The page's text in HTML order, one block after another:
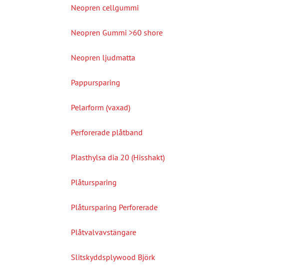
Neopren cellgummi
Neopren Gummi >60 shore
Neopren ljudmatta
Pappursparing
Pelarform (vaxad)
Perforerade plåtband
Plasthylsa dia 20 (Hisshakt)
Plåtursparing
Plåtursparing Perforerade
Plåtvalvavstängare
Slitskyddsplywood Björk